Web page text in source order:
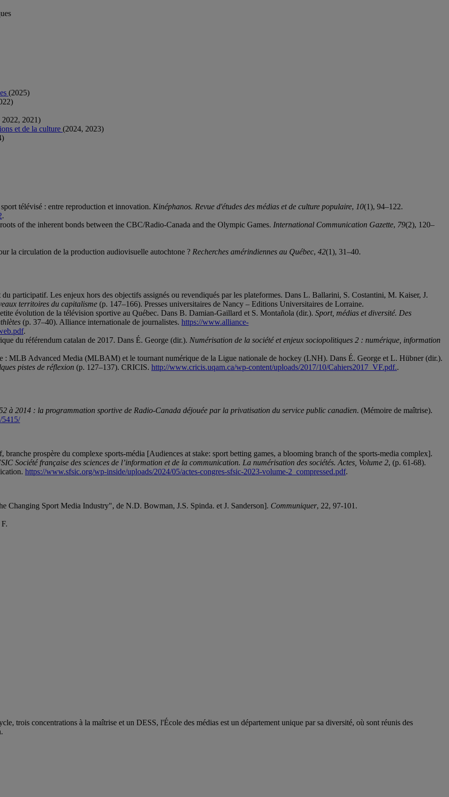
(2025)
2021)
et de la culture (2024, 2023)
télévisé : entre reproduction et innovation. Kinéphanos. Revue d'études des médias et de culture populaire, 10(1), 94–122.
.
of the inherent bonds between the CBC/Radio-Canada and the Olympic Games. International Communication Gazette, 79(2), 120–
la circulation de la production audiovisuelle autochtone ? Recherches amérindiennes au Québec, 42(1), 31–40.
participatif. Les enjeux hors des objectifs assignés ou revendiqués par les plateformes. Dans L. Ballarini, S. Costantini, M. Kaiser, J.
territoires du capitalisme (p. 147–166). Presses universitaires de Nancy – Editions Universitaires de Lorraine.
évolution de la télévision sportive au Québec. Dans B. Damian-Gaillard et S. Montañola (dir.). Sport, médias et diversité. Des
(p. 37–40). Alliance internationale de journalistes. https://www.alliance-
.
du référendum catalan de 2017. Dans É. George (dir.). Numérisation de la société et enjeux sociopolitiques 2 : numérique, information
: MLB Advanced Media (MLBAM) et le tournant numérique de la Ligue nationale de hockey (LNH). Dans É. George et L. Hübner (dir.).
pistes de réflexion (p. 127–137). CRICIS. http://www.cricis.uqam.ca/wp-content/uploads/2017/10/Cahiers2017_VF.pdf..
à 2014 : la programmation sportive de Radio-Canada déjouée par la privatisation du service public canadien. (Mémoire de maîtrise).
5415/
prospère du complexe sports-média [Audiences at stake: sport betting games, a blooming branch of the sports-media complex].
Société française des sciences de l’information et de la communication. La numérisation des sociétés. Actes, Volume 2, (p. 61-68).
https://www.sfsic.org/wp-inside/uploads/2024/05/actes-congres-sfsic-2023-volume-2_compressed.pdf.
Changing Sport Media Industry", de N.D. Bowman, J.S. Spinda. et J. Sanderson]. Communiquer, 22, 97-101.
trois concentrations à la maîtrise et un DESS, l'École des médias est un département unique par sa diversité, où sont réunis des